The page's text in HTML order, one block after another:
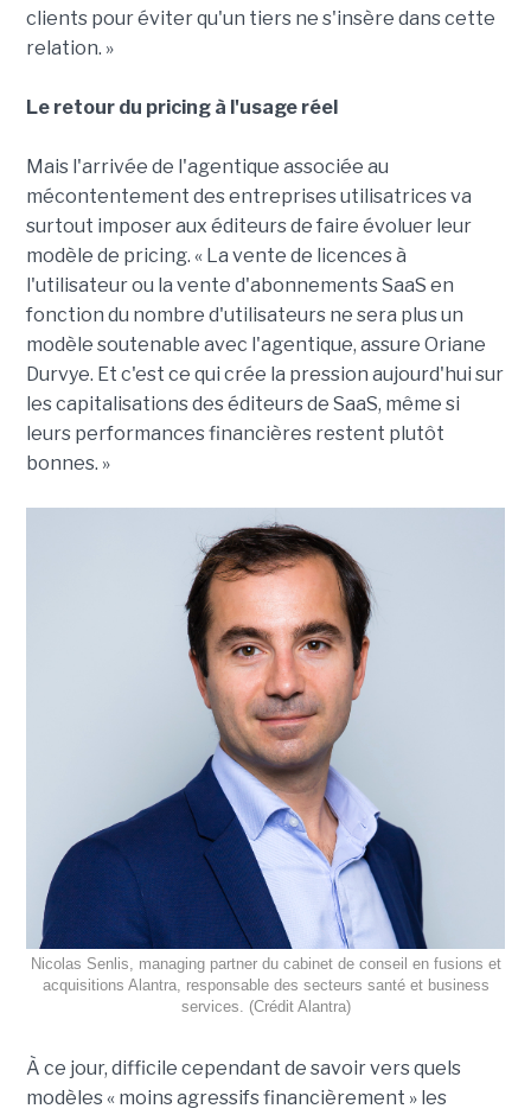
clients pour éviter qu'un tiers ne s'insère dans cette
relation. »
Le retour du pricing à l'usage réel
Mais l'arrivée de l'agentique associée au
mécontentement des entreprises utilisatrices va
surtout imposer aux éditeurs de faire évoluer leur
modèle de pricing. « La vente de licences à
l'utilisateur ou la vente d'abonnements SaaS en
fonction du nombre d'utilisateurs ne sera plus un
modèle soutenable avec l'agentique, assure Oriane
Durvye. Et c'est ce qui crée la pression aujourd'hui sur
les capitalisations des éditeurs de SaaS, même si
leurs performances financières restent plutôt
bonnes. »
Nicolas Senlis, managing partner du cabinet de conseil en fusions et
acquisitions Alantra, responsable des secteurs santé et business
services. (Crédit Alantra)
À ce jour, difficile cependant de savoir vers quels
modèles « moins agressifs financièrement » les